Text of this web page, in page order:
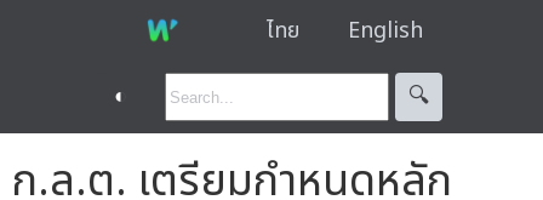
ไทย English
◐ 🔍︎
ก.ล.ต. เตรียมกำหนดหลัก